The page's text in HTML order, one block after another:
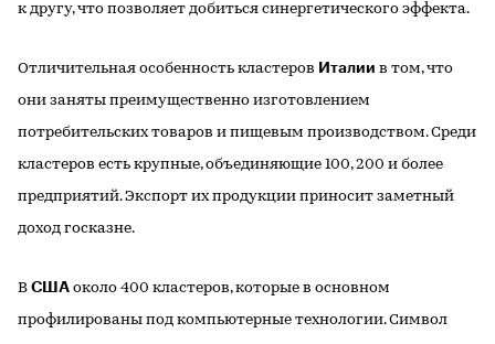
к другу, что позволяет добиться синергетического эффекта.
Отличительная особенность кластеров Италии в том, что
они заняты преимущественно изготовлением
потребительских товаров и пищевым производством. Среди
кластеров есть крупные, объединяющие 100, 200 и более
предприятий. Экспорт их продукции приносит заметный
доход госказне.
В США около 400 кластеров, которые в основном
профилированы под компьютерные технологии. Символ